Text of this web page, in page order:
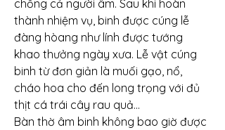
chống cả người âm. Sau khi hoàn
thành nhiệm vụ, binh được cúng lễ
đàng hòang như lính được tướng
khao thưởng ngày xưa. Lễ vật cúng
binh từ đơn giản là muối gạo, nổ,
cháo hoa cho đến long trọng với đủ
thịt cá trái cây rau quả...
Bàn thờ âm binh không bao giờ được